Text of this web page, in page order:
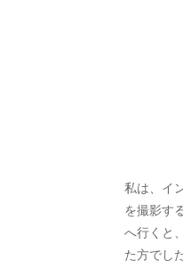
私は、イ
を撮影す
へ行くと
た方でし